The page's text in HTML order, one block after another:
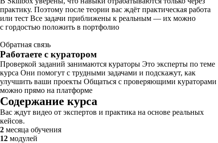
практику. Поэтому после теории вас ждёт практическая работа
или тест Все задачи приближены к реальным — их можно
с гордостью положить в портфолио
Обратная связь
Работаете с куратором
Проверкой заданий занимаются кураторы Это эксперты по теме
курса Они помогут с трудными задачами и подскажут, как
улучшить ваши проекты Общаться с проверяющими кураторами
можно прямо на платформе
Содержание курса
Вас ждут видео от экспертов и практика на основе реальных
кейсов.
2 месяца обучения
12 модулей